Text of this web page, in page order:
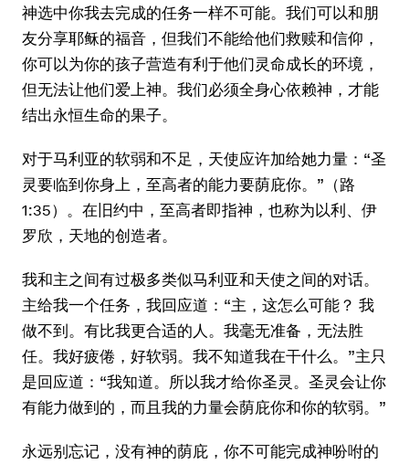
神选中你我去完成的任务一样不可能。我们可以和朋
友分享耶稣的福音，但我们不能给他们救赎和信仰，
你可以为你的孩子营造有利于他们灵命成长的环境，
但无法让他们爱上神。我们必须全身心依赖神，才能
结出永恒生命的果子。
对于马利亚的软弱和不足，天使应许加给她力量：“圣
灵要临到你身上，至高者的能力要荫庇你。”（路
1:35）。在旧约中，至高者即指神，也称为以利、伊
罗欣，天地的创造者。
我和主之间有过极多类似马利亚和天使之间的对话。
主给我一个任务，我回应道：“主，这怎么可能？ 我
做不到。有比我更合适的人。我毫无准备，无法胜
任。我好疲倦，好软弱。我不知道我在干什么。”主只
是回应道：“我知道。所以我才给你圣灵。圣灵会让你
有能力做到的，而且我的力量会荫庇你和你的软弱。”
永远别忘记，没有神的荫庇，你不可能完成神吩咐的